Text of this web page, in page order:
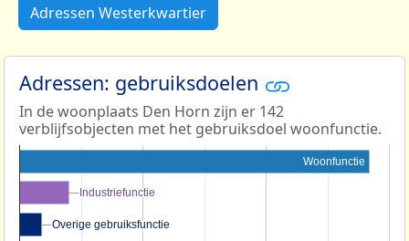
Adressen Westerkwartier
Adressen: gebruiksdoelen
In de woonplaats Den Horn zijn er 142
verblijfsobjecten met het gebruiksdoel woonfunctie.
Woonfunctie
Industriefunctie
Industriefunctie
Overige gebruiksfunctie
Overige gebruiksfunctie